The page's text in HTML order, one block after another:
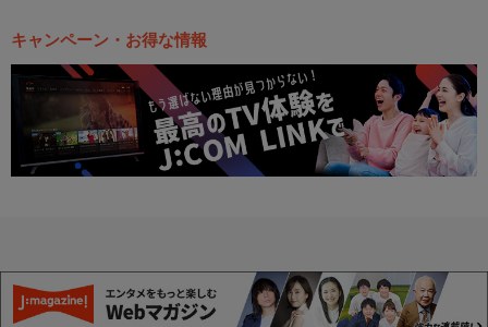
キャンペーン・お得な情報